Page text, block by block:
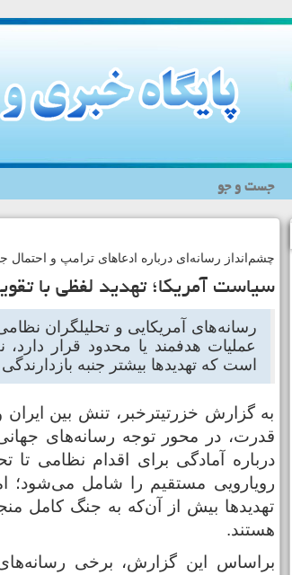
جست و جو
چشم‌انداز رسانه‌ای درباره ادعاهای ترامپ و احتمال
سیاست‌ آمریکا؛ تهدید لفظی با
رسانه‌های آمریکایی و تحلیلگران
عملیات هدفمند یا محدود قرار دارد،
است که تهدیدها بیشتر جنبه
به گزارش خزرتیترخبر، تنش بین
قدرت، در محور توجه رسانه‌های
درباره آمادگی برای اقدام نظامی تا
رویارویی مستقیم را شامل می‌شود؛
تهدیدها بیش از آن‌که به جنگ کامل
هستند.
براساس این گزارش، برخی